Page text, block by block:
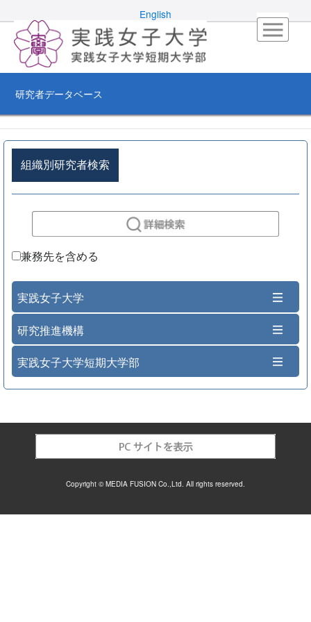
English
研究者データベース
組織別研究者検索
兼務先を含める
実践女子大学
研究推進機構
実践女子大学短期大学部
Copyright © MEDIA FUSION Co.,Ltd. All rights reserved.